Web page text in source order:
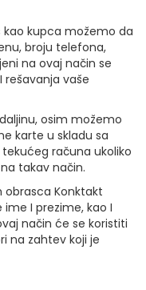
kao kupca možemo da
broju telefona,
na ovaj način se
rešavanja vaše
osim možemo
karte u skladu sa
računa ukoliko
takav način.
Konktakt
I prezime, kao I
način će se koristiti
na zahtev koji je